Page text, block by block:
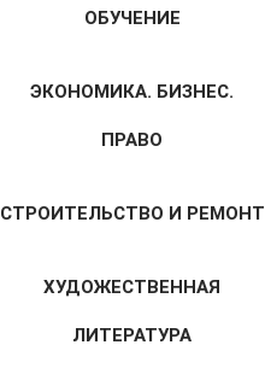
ОБУЧЕНИЕ
ЭКОНОМИКА. БИЗНЕС.
ПРАВО
СТРОИТЕЛЬСТВО И РЕМОНТ
ХУДОЖЕСТВЕННАЯ
ЛИТЕРАТУРА